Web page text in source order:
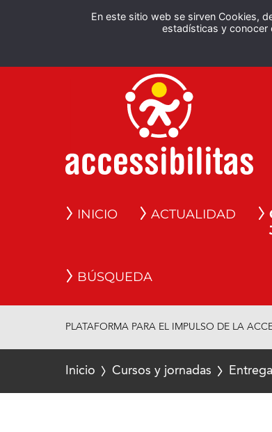
En este sitio web se sirven Cookies,
estadísticas y conocer
INICIO ACTUALIDAD
BÚSQUEDA
PLATAFORMA PARA EL IMPULSO DE LA
Inicio Cursos y jornadas